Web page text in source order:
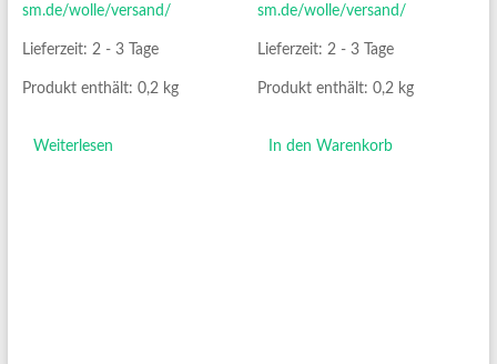
sm.de/wolle/versand/
Lieferzeit: 2 - 3 Tage
Produkt enthält: 0,2 kg
Weiterlesen
sm.de/wolle/versand/
Lieferzeit:2 - 3 Tage
Produkt enthält: 0,2 kg
In den Warenkorb